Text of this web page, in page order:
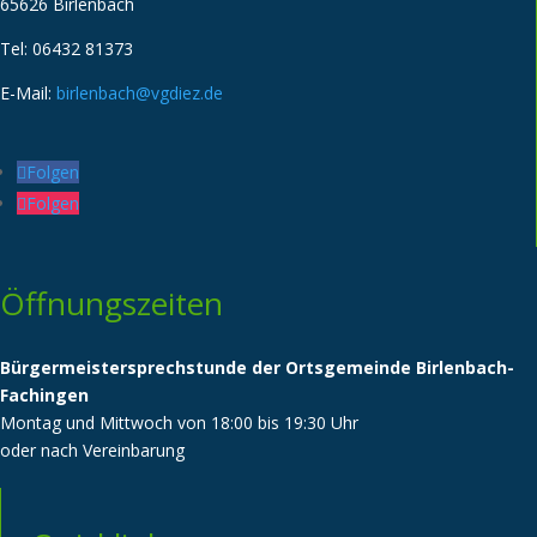
Tel: 06432 81373
E-Mail: birlenbach@vgdiez.de
Folgen
Folgen
Öffnungszeiten
Bürgermeistersprechstunde der Ortsgemeinde Birlenbach-
Fachingen
Montag und Mittwoch von 18:00 bis 19:30 Uhr
oder nach Vereinbarung